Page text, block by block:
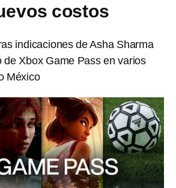
costos
indicaciones de Asha Sharma
de Xbox Game Pass en varios
México